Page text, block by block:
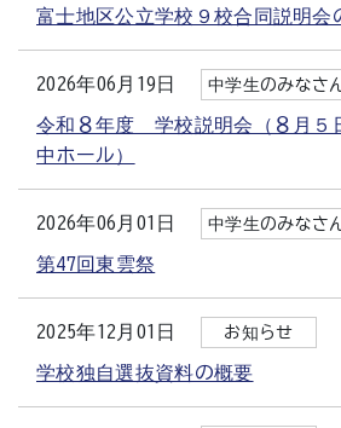
富士地区公立学校９校合同説明会
2026年06月19日 中学生のみなさ
令和８年度 学校説明会（８月
中ホール）
2026年06月01日 中学生のみなさ
第47回東雲祭
2025年12月01日 お知らせ
学校独自選抜資料の概要